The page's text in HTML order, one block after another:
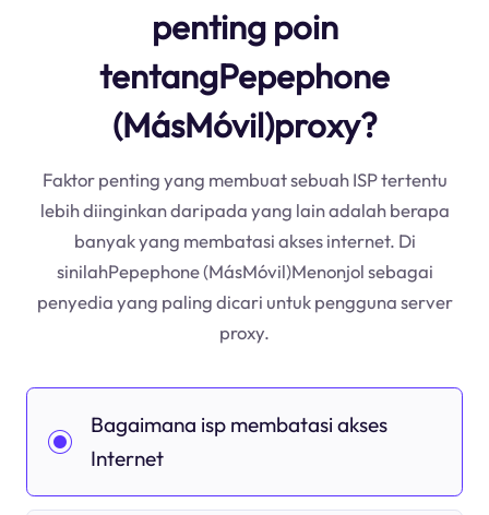
penting poin
tentangPepephone
(MásMóvil)proxy?
Faktor penting yang membuat sebuah ISP tertentu
lebih diinginkan daripada yang lain adalah berapa
banyak yang membatasi akses internet. Di
sinilahPepephone (MásMóvil)Menonjol sebagai
penyedia yang paling dicari untuk pengguna server
proxy.
Bagaimana isp membatasi akses
Internet